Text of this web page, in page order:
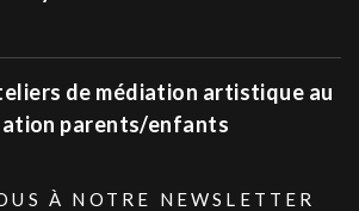
de médiation artistique au
parents/enfants
À NOTRE NEWSLETTER